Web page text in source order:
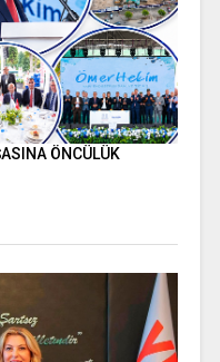
ÖNCÜLÜK